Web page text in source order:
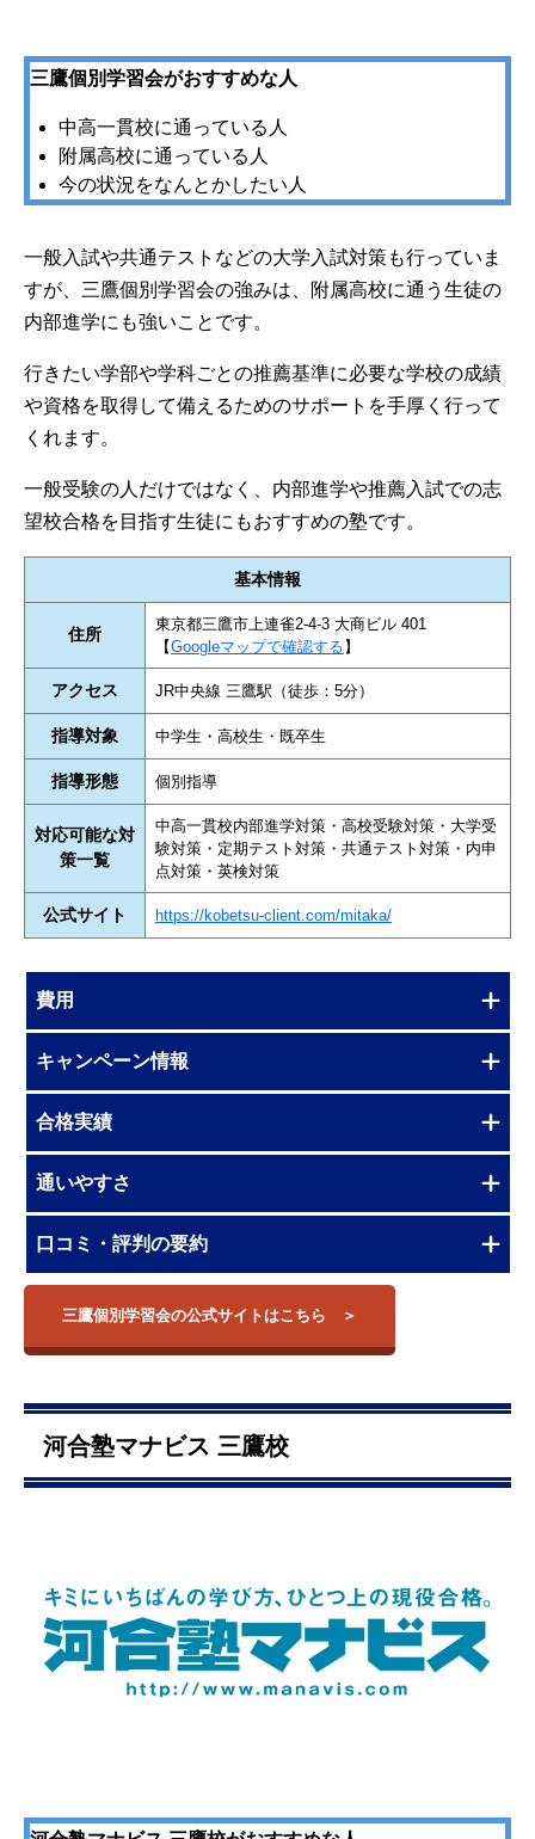
三鷹個別学習会がおすすめな人
中高一貫校に通っている人
附属高校に通っている人
今の状況をなんとかしたい人
一般入試や共通テストなどの大学入試対策も行っていま
すが、三鷹個別学習会の強みは、附属高校に通う生徒の
内部進学にも強いことです。
行きたい学部や学科ごとの推薦基準に必要な学校の成績
や資格を取得して備えるためのサポートを手厚く行って
くれます。
一般受験の人だけではなく、内部進学や推薦入試での志
望校合格を目指す生徒にもおすすめの塾です。
基本情報
住所
東京都三鷹市上連雀2-4-3 大商ビル 401
【Googleマップで確認する】
アクセス JR中央線 三鷹駅（徒歩：5分）
指導対象 中学生・高校生・既卒生
指導形態 個別指導
対応可能な対
策一覧
中高一貫校内部進学対策・高校受験対策・大学受
験対策・定期テスト対策・共通テスト対策・内申
点対策・英検対策
公式サイト https://kobetsu-client.com/mitaka/
費用
キャンペーン情報
合格実績
通いやすさ
口コミ・評判の要約
三鷹個別学習会の公式サイトはこちら
河合塾マナビス 三鷹校